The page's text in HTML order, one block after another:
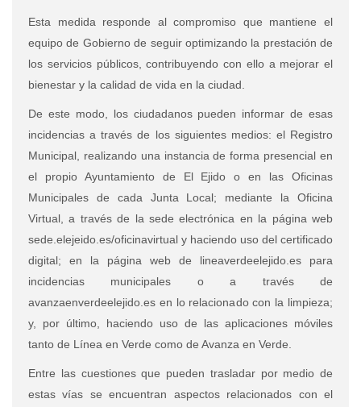
Esta medida responde al compromiso que mantiene el
equipo de Gobierno de seguir optimizando la prestación de
los servicios públicos, contribuyendo con ello a mejorar el
bienestar y la calidad de vida en la ciudad.
De este modo, los ciudadanos pueden informar de esas
incidencias a través de los siguientes medios: el Registro
Municipal, realizando una instancia de forma presencial en
el propio Ayuntamiento de El Ejido o en las Oficinas
Municipales de cada Junta Local; mediante la Oficina
Virtual, a través de la sede electrónica en la página web
sede.elejeido.es/oficinavirtual y haciendo uso del certificado
digital; en la página web de lineaverdeelejido.es para
incidencias municipales o a través de
avanzaenverdeelejido.es en lo relacionado con la limpieza;
y, por último, haciendo uso de las aplicaciones móviles
tanto de Línea en Verde como de Avanza en Verde.
Entre las cuestiones que pueden trasladar por medio de
estas vías se encuentran aspectos relacionados con el